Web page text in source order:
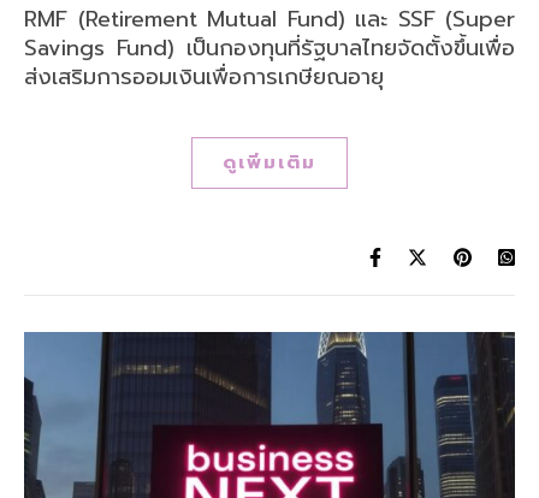
RMF (Retirement Mutual Fund) และ SSF (Super
Savings Fund) เป็นกองทุนที่รัฐบาลไทยจัดตั้งขึ้นเพื่อ
ส่งเสริมการออมเงินเพื่อการเกษียณอายุ
ดูเพิ่มเติม